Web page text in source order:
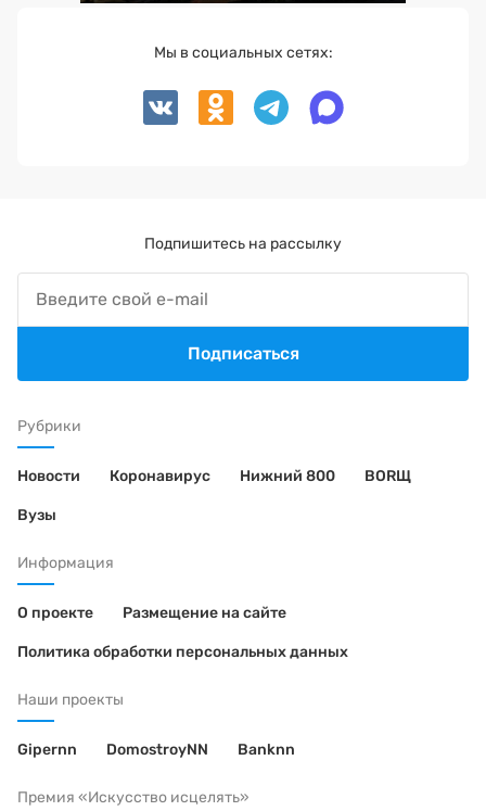
Рубрики
Новости Коронавирус Нижний 800 BORЩ
Вузы
Информация
О проекте Размещение на сайте
Политика обработки персональных данных
Наши проекты
Gipernn DomostroyNN Banknn
Премия «Искусство исцелять»
Мы в социальных сетях:
Подпишитесь на рассылку
Подписаться